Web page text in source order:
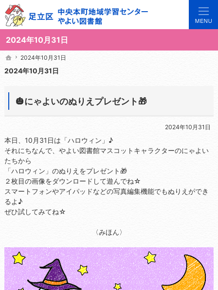
2024年10月31日
3世代で楽しめる地域のひろば。当サイトでは地域の講座や施設をご案内しています。
足立区中央本町地域学習センターや図書館の総合案内サイト
ホーム
2024年10月31日
2024年10月31日
🎃にゃよいのぬりえプレゼント🎁
2024年10月31日
本日、10月31日は「ハロウィン」♪
それにちなんで、やよい図書館マスコットキャラクターのにゃよい
たちから
「ハロウィン」のぬりえをプレゼント🎁
２枚目の画像をダウンロードして遊んでね☆
スマートフォンやアイパッドなどの写真編集機能でもぬりえができ
るよ♪
ぜひ試してみてね☆
〈みほん〉
ホーム
2024年10月31日